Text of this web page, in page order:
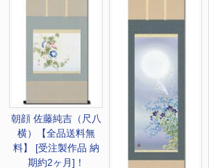
朝顔 佐藤純吉（尺八
横）【全品送料無
料】 [受注製作品 納
期約2ヶ月]！